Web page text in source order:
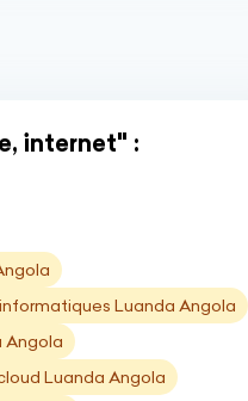
internet" :
Luanda Angola
Angola
Luanda Angola